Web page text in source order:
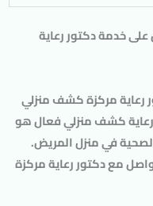
خدمة دكتور رعاية
رعاية مركزة كشف منزلي
رعاية كشف منزلي فعال هو
في منزل المريض.
مع دكتور رعاية مركزة